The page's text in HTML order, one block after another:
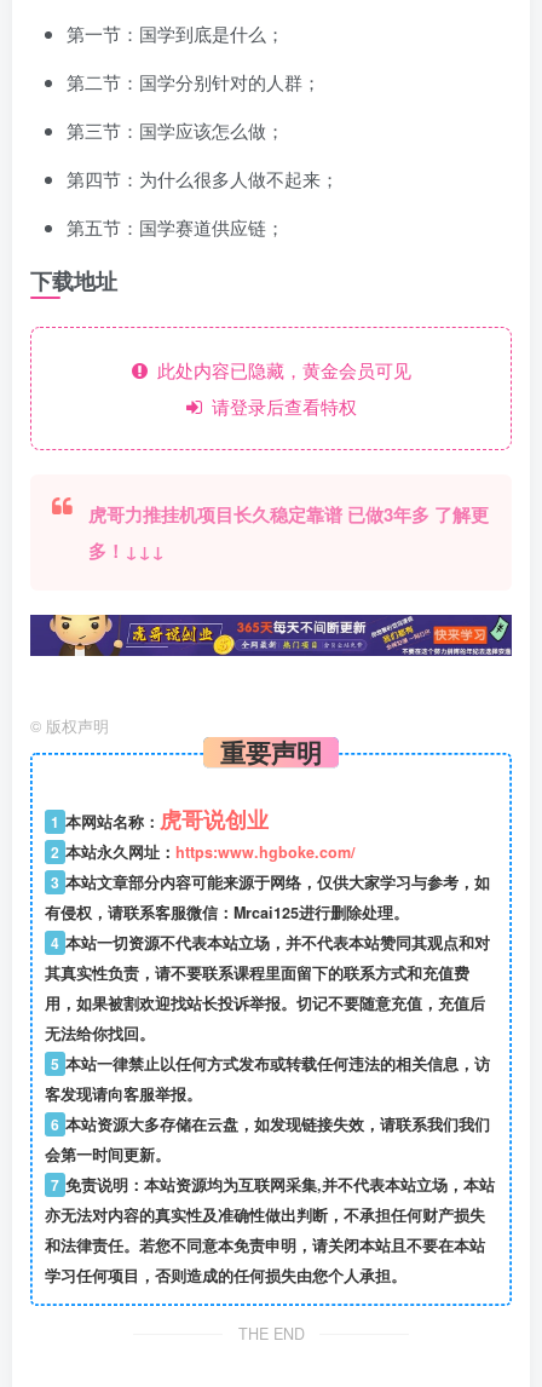
第一节：国学到底是什么；
第二节：国学分别针对的人群；
第三节：国学应该怎么做；
第四节：为什么很多人做不起来；
第五节：国学赛道供应链；
下载地址
此处内容已隐藏，黄金会员可见
请登录后查看特权
虎哥力推挂机项目长久稳定靠谱 已做3年多 了解更
多！↓↓↓
© 版权声明
重要声明
1 本网站名称： 虎哥说创业
2 本站永久网址： https:www.hgboke.com/
3 本站文章部分内容可能来源于网络，仅供大家学习与参考，如
有侵权，请联系客服微信：Mrcai125进行删除处理。
4 本站一切资源不代表本站立场，并不代表本站赞同其观点和对
其真实性负责，请不要联系课程里面留下的联系方式和充值费
用，如果被割欢迎找站长投诉举报。切记不要随意充值，充值后
无法给你找回。
5 本站一律禁止以任何方式发布或转载任何违法的相关信息，访
客发现请向客服举报。
6 本站资源大多存储在云盘，如发现链接失效，请联系我们我们
会第一时间更新。
7 免责说明：本站资源均为互联网采集,并不代表本站立场，本站
亦无法对内容的真实性及准确性做出判断，不承担任何财产损失
和法律责任。若您不同意本免责申明，请关闭本站且不要在本站
学习任何项目，否则造成的任何损失由您个人承担。
THE END